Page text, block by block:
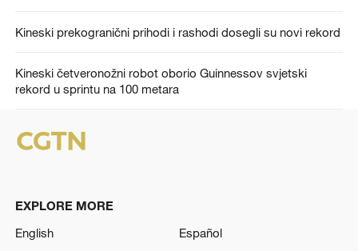
Kineski prekogranični prihodi i rashodi dosegli su novi rekord
Kineski četveronožni robot oborio Guinnessov svjetski
rekord u sprintu na 100 metara
EXPLORE MORE
English
Español